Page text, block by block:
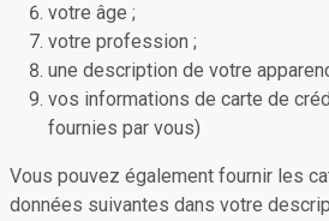
votre âge ;
votre profession ;
une description de votre
vos informations de carte de
fournies par vous)
Vous pouvez également fournir les
données suivantes dans votre